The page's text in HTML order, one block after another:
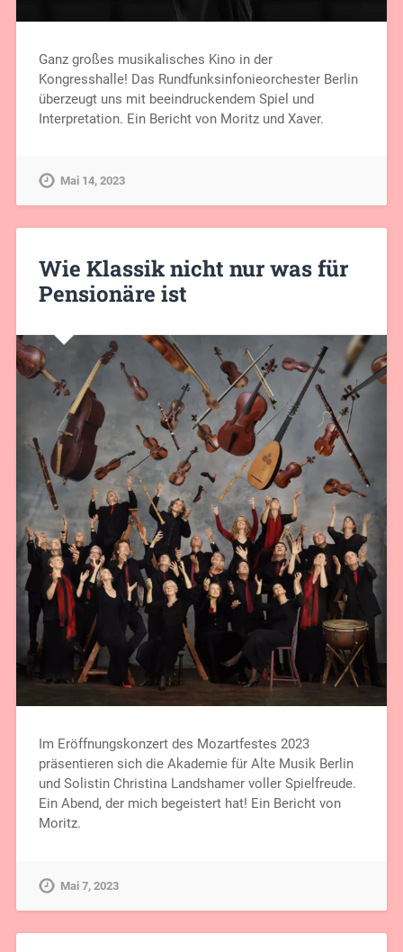
Ganz großes musikalisches Kino in der
Kongresshalle! Das Rundfunksinfonieorchester Berlin
überzeugt uns mit beeindruckendem Spiel und
Interpretation. Ein Bericht von Moritz und Xaver.
Mai 14, 2023
Wie Klassik nicht nur was für
Pensionäre ist
Im Eröffnungskonzert des Mozartfestes 2023
präsentieren sich die Akademie für Alte Musik Berlin
und Solistin Christina Landshamer voller Spielfreude.
Ein Abend, der mich begeistert hat! Ein Bericht von
Moritz.
Mai 7, 2023